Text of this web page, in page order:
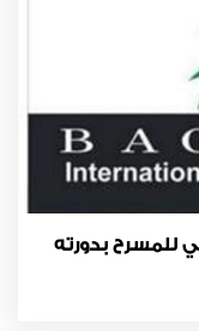
للمسرح بدورته